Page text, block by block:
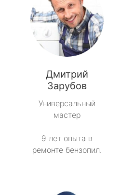
Дмитрий
Зарубов
Универсальный
мастер
9 лет опыта в
ремонте бензопил.